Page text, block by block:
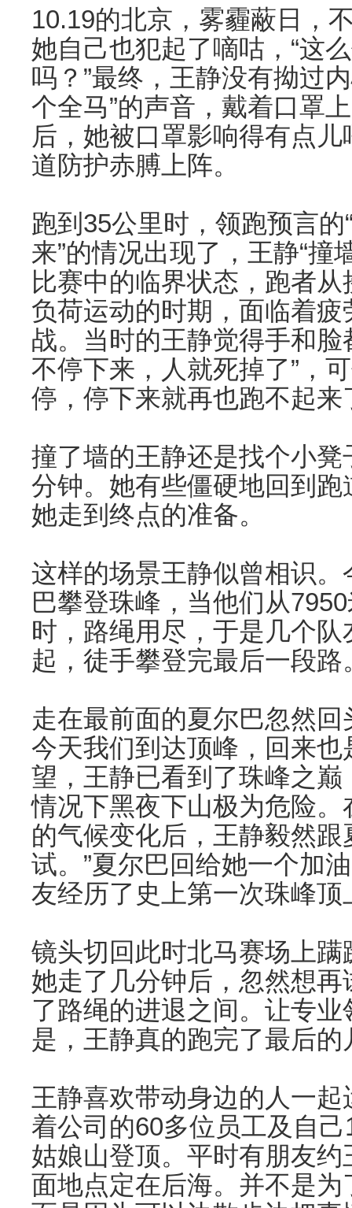
10.19的北京，雾霾蔽日，
她自己也犯起了嘀咕，“这
吗？”最终，王静没有拗过
个全马”的声音，戴着口罩
后，她被口罩影响得有点
道防护赤膊上阵。
跑到35公里时，领跑预言
来”的情况出现了，王静“撞
比赛中的临界状态，跑者
负荷运动的时期，面临着
战。当时的王静觉得手和脸
不停下来，人就死掉了”，
停，停下来就再也跑不起来
撞了墙的王静还是找个小
分钟。她有些僵硬地回到
她走到终点的准备。
这样的场景王静似曾相识
巴攀登珠峰，当他们从
时，路绳用尽，于是几个
起，徒手攀登完最后一段路
走在最前面的夏尔巴忽然
今天我们到达顶峰，回来也
望，王静已看到了珠峰之
情况下黑夜下山极为危险
的气候变化后，王静毅然跟
试。”夏尔巴回给她一个加
友经历了史上第一次珠峰
镜头切回此时北马赛场上
她走了几分钟后，忽然想
了路绳的进退之间。让专业
是，王静真的跑完了最后的
王静喜欢带动身边的人一
着公司的60多位员工及自
姑娘山登顶。平时有朋友
面地点定在后海。并不是